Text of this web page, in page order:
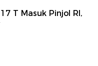
T Masuk Pinjol RI,